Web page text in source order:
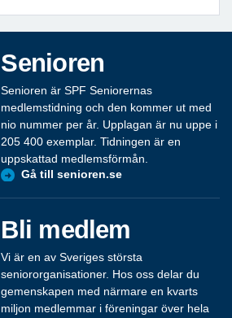
Senioren
Senioren är SPF Seniorernas
medlemstidning och den kommer ut med
nio nummer per år. Upplagan är nu uppe i
205 400 exemplar. Tidningen är en
uppskattad medlemsförmån.
Gå till senioren.se
Bli medlem
Vi är en av Sveriges största
seniororganisationer. Hos oss delar du
gemenskapen med närmare en kvarts
miljon medlemmar i föreningar över hela